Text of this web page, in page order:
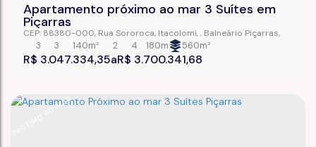
Apartamento próximo ao mar 3 Suítes em
Piçarras
R$ 3.047.334,35 R$ 3.700.341,68
CEP: 88380-000, Rua Sororoca, Itacolomi , Balneário Piçarras,
Santa Catarina,Brasil
3 4
140m²
3 2 180m 560m²
PRÓXIMO AO MAR